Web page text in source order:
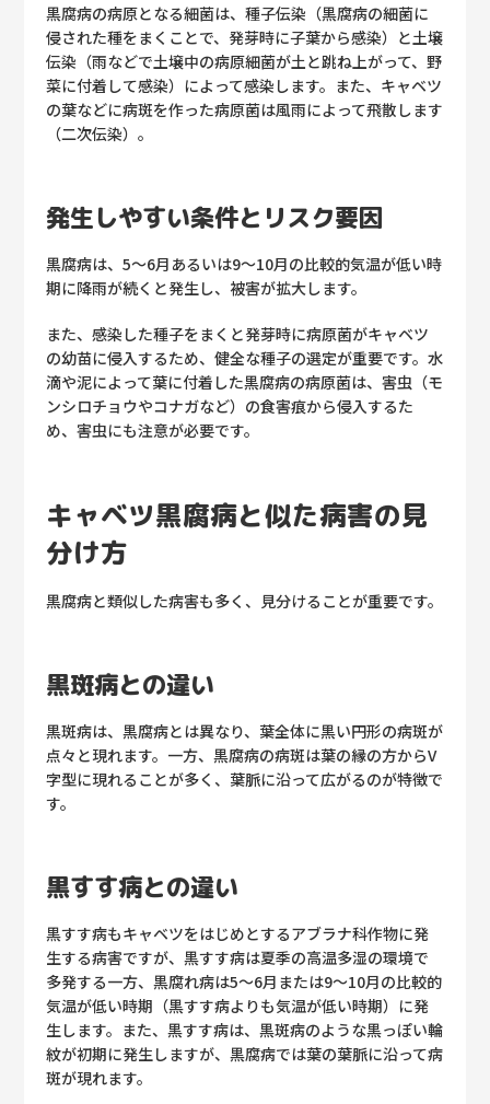
黒腐病の病原となる細菌は、種子伝染（黒腐病の細菌に
侵された種をまくことで、発芽時に子葉から感染）と土壌
伝染（雨などで土壌中の病原細菌が土と跳ね上がって、野
菜に付着して感染）によって感染します。また、キャベツ
の葉などに病斑を作った病原菌は風雨によって飛散します
（二次伝染）。
発生しやすい条件とリスク要因
黒腐病は、5～6月あるいは9～10月の比較的気温が低い時
期に降雨が続くと発生し、被害が拡大します。
また、感染した種子をまくと発芽時に病原菌がキャベツ
の幼苗に侵入するため、健全な種子の選定が重要です。水
滴や泥によって葉に付着した黒腐病の病原菌は、害虫（モ
ンシロチョウやコナガなど）の食害痕から侵入するた
め、害虫にも注意が必要です。
キャベツ黒腐病と似た病害の見
分け方
黒腐病と類似した病害も多く、見分けることが重要です。
黒斑病との違い
黒斑病は、黒腐病とは異なり、葉全体に黒い円形の病斑が
点々と現れます。一方、黒腐病の病斑は葉の縁の方からV
字型に現れることが多く、葉脈に沿って広がるのが特徴で
す。
黒すす病との違い
黒すす病もキャベツをはじめとするアブラナ科作物に発
生する病害ですが、黒すす病は夏季の高温多湿の環境で
多発する一方、黒腐れ病は5～6月または9～10月の比較的
気温が低い時期（黒すす病よりも気温が低い時期）に発
生します。また、黒すす病は、黒斑病のような黒っぽい輪
紋が初期に発生しますが、黒腐病では葉の葉脈に沿って病
斑が現れます。